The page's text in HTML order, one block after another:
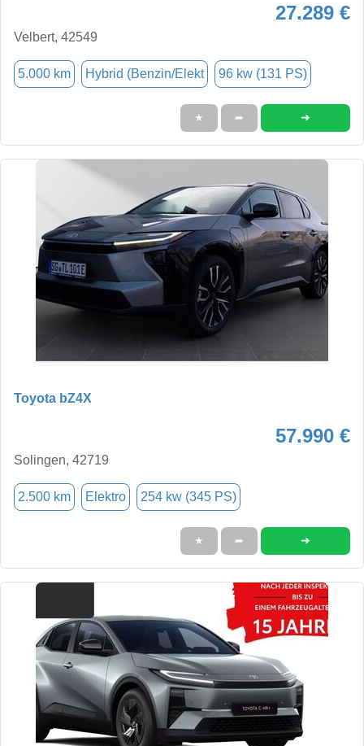
27.289 €
Velbert, 42549
5.000 km Hybrid (Benzin/Elekt 96 kw (131 PS)
★ ➦ ➜
Toyota bZ4X
57.990 €
Solingen, 42719
2.500 km Elektro 254 kw (345 PS)
★ ➦ ➜